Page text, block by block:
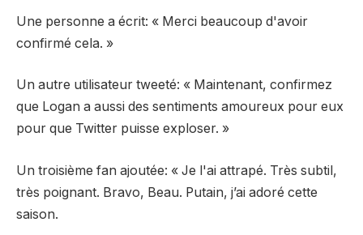
Une personne a écrit: « Merci beaucoup d'avoir
confirmé cela. »
Un autre utilisateur tweeté: « Maintenant, confirmez
que Logan a aussi des sentiments amoureux pour eux
pour que Twitter puisse exploser. »
Un troisième fan ajoutée: « Je l'ai attrapé. Très subtil,
très poignant. Bravo, Beau. Putain, j’ai adoré cette
saison.